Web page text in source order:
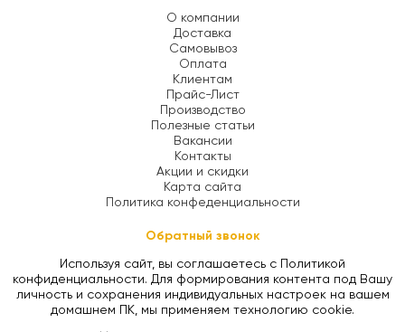
О компании
Доставка
Самовывоз
Оплата
Клиентам
Прайс-Лист
Производство
Полезные статьи
Вакансии
Контакты
Акции и скидки
Карта сайта
Политика конфеденциальности
Обратный звонок
Используя сайт, вы соглашаетесь с Политикой
конфиденциальности. Для формирования контента под Вашу
личность и сохранения индивидуальных настроек на вашем
домашнем ПК, мы применяем технологию cookie.